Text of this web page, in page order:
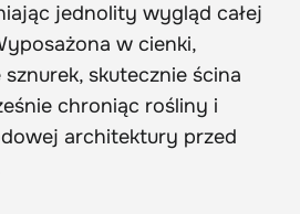
jednolity wygląd całej
w cienki,
skutecznie ścina
chroniąc rośliny i
architektury przed